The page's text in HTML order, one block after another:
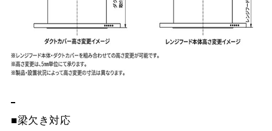
■梁欠き対応